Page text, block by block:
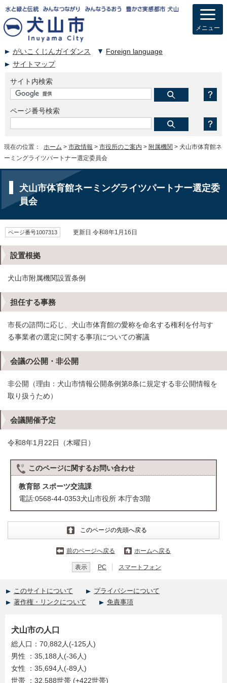
がいこくじんガイダンス
Foreign language
サイトマップ
サイト内検索
ページ番号検索
メニュー
現在の位置： ホーム > 市政情報 > 市役所のご案内 > 附属機関 > 犬山市体育館ネ
ーミングライツパートナー選定委員会
犬山市体育館ネーミングライツパートナー選定委
員会
ページ番号1007313 更新日 令和8年1月16日
設置根拠
犬山市附属機関設置条例
担任する事務
市長の諮問に応じ、犬山市体育館の愛称を命名する権利を付与す
る事業者の選定に関する事項についての審議
会議の公開・非公開
非公開（理由：犬山市情報公開条例第8条に規定する非公開情報を
取り扱うため）
会議開催予定
令和8年1月22日（木曜日）
このページに関するお問い合わせ
教育部 スポーツ交流課
電話:0568-44-0353犬山市役所 本庁舎3階
このページの先頭へ戻る
前のページへ戻る ホームへ戻る
表示 PC スマートフォン
このサイトについて
プライバシーについて
著作権・リンクについて
免責事項
犬山市の人口
総人口：70,882人(-125人)
男性 ：35,188人(-36人)
女性 ：35,694人(-89人)
世帯 ：32,588世帯 (+422世帯)